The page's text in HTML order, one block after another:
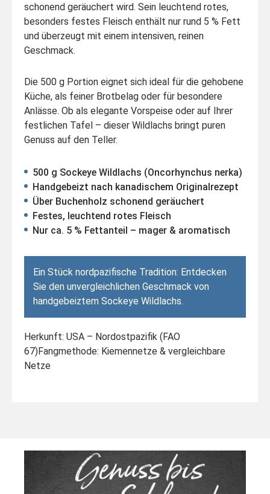
schonend geräuchert wird. Sein leuchtend rotes,
besonders festes Fleisch enthält nur rund 5 % Fett
und überzeugt mit einem intensiven, reinen
Geschmack.
Die 500 g Portion eignet sich ideal für die gehobene
Küche, als feiner Brotbelag oder für besondere
Anlässe. Ob als elegante Vorspeise oder auf Ihrer
festlichen Tafel – dieser Wildlachs bringt puren
Genuss auf den Teller.
500 g Sockeye Wildlachs (Oncorhynchus nerka)
Handgebeizt nach kanadischem Originalrezept
Über Buchenholz schonend geräuchert
Festes, leuchtend rotes Fleisch
Nur ca. 5 % Fettanteil – mager & aromatisch
Ein Stück nordpazifische Tradition: Entdecken
Sie den unvergleichlichen Geschmack von
handgebeiztem Sockeye Wildlachs.
Herkunft: USA – Nordostpazifik (FAO
67)Fangmethode: Kiemennetze & vergleichbare
Netze